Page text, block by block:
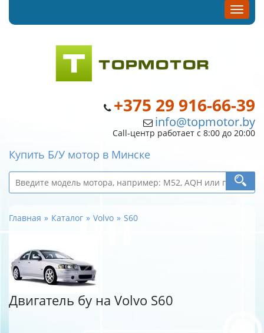
+375 29 916-66-39
info@topmotor.by
Call-центр работает с 8:00 до 20:00
Купить Б/У мотор в Минске
Главная Каталог Volvo S60
Двигатель бу на Volvo S60